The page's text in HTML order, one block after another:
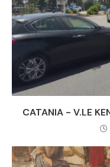
CATANIA - V.LE